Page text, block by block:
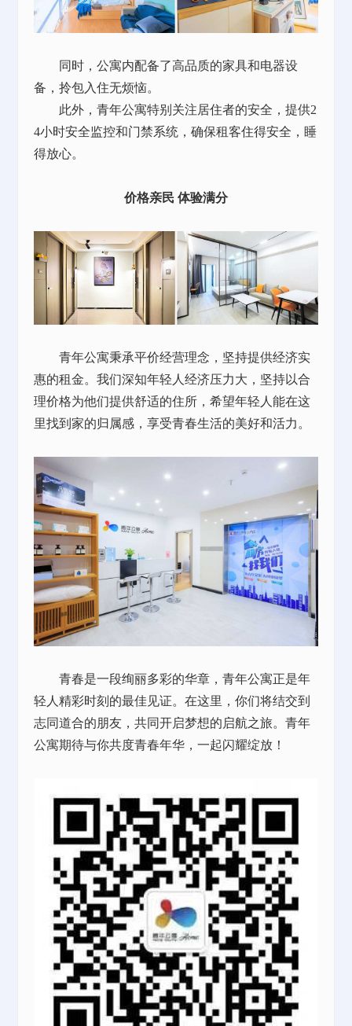
同时，公寓内配备了高品质的家具和电器设
备，拎包入住无烦恼。
此外，青年公寓特别关注居住者的安全，提供2
4小时安全监控和门禁系统，确保租客住得安全，睡
得放心。
价格亲民 体验满分
青年公寓秉承平价经营理念，坚持提供经济实
惠的租金。我们深知年轻人经济压力大，坚持以合
理价格为他们提供舒适的住所，希望年轻人能在这
里找到家的归属感，享受青春生活的美好和活力。
青春是一段绚丽多彩的华章，青年公寓正是年
轻人精彩时刻的最佳见证。在这里，你们将结交到
志同道合的朋友，共同开启梦想的启航之旅。青年
公寓期待与你共度青春年华，一起闪耀绽放！